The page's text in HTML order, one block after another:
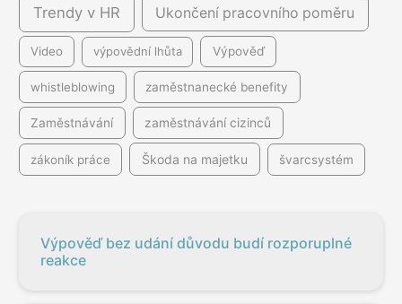
Trendy v HR Ukončení pracovního poměru
Video výpovědní lhůta Výpověď
whistleblowing zaměstnanecké benefity
Zaměstnávání zaměstnávání cizinců
zákoník práce Škoda na majetku švarcsystém
Výpověď bez udání důvodu budí rozporuplné
reakce